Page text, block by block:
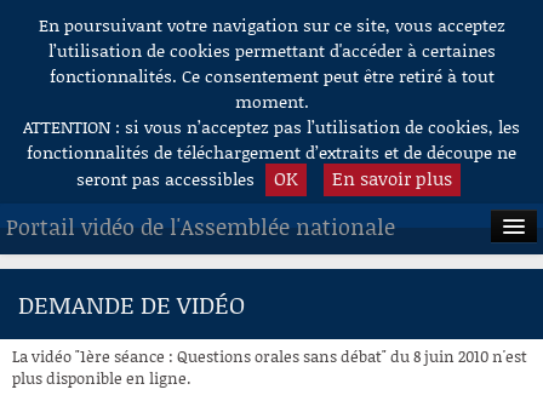
Aller au contenu
En poursuivant votre navigation sur ce site, vous acceptez
l’utilisation de cookies permettant d'accéder à certaines
fonctionnalités. Ce consentement peut être retiré à tout
moment.
ATTENTION : si vous n’acceptez pas l’utilisation de cookies, les
fonctionnalités de téléchargement d’extraits et de découpe ne
seront pas accessibles
OK En savoir plus
Portail vidéo de l'Assemblée nationale
ACCUEIL
À LA DEMANDE
DEMANDE DE VIDÉO
La vidéo "1ère séance : Questions orales sans débat" du 8 juin 2010 n'est
plus disponible en ligne.